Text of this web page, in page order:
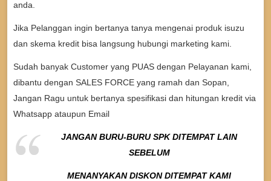
anda.
Jika Pelanggan ingin bertanya tanya mengenai produk isuzu
dan skema kredit bisa langsung hubungi marketing kami.
Sudah banyak Customer yang PUAS dengan Pelayanan kami,
dibantu dengan SALES FORCE yang ramah dan Sopan,
Jangan Ragu untuk bertanya spesifikasi dan hitungan kredit via
Whatsapp ataupun Email
JANGAN BURU-BURU SPK DITEMPAT LAIN
SEBELUM
MENANYAKAN DISKON DITEMPAT KAMI